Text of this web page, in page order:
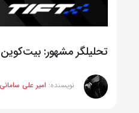
تحلیلگر مشهور: بیت‌کوین می‌تواند به
نویسنده: امیر علی